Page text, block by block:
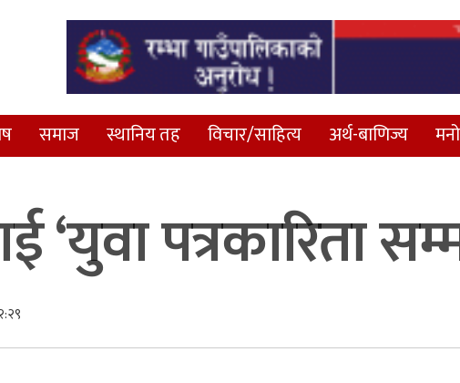
समाज स्थानिय तह विचार/साहित्य अर्थ-बाणिज्य
पत्रकारिता